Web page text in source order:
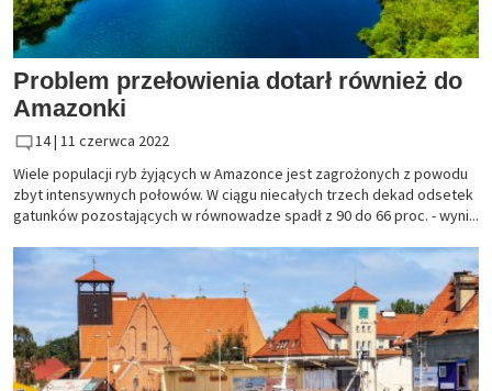
Problem przełowienia dotarł również do
Amazonki
14 | 11 czerwca 2022
Wiele populacji ryb żyjących w Amazonce jest zagrożonych z powodu
zbyt intensywnych połowów. W ciągu niecałych trzech dekad odsetek
gatunków pozostających w równowadze spadł z 90 do 66 proc. - wyni...